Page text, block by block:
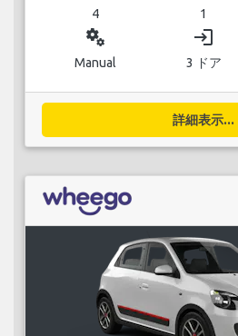
4 1
miscellaneous_services
Manual
login
3 ドア
詳細表示...